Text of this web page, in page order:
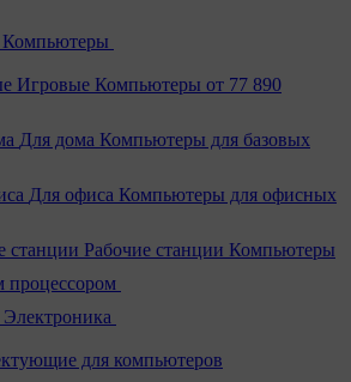
Компьютеры
Игровые Компьютеры от 77 890
Для дома Компьютеры для базовых
Для офиса Компьютеры для офисных
Рабочие станции Компьютеры
Электроника